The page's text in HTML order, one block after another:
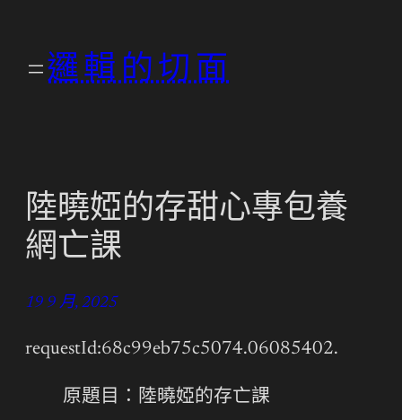
邏輯的切面
陸曉婭的存甜心專包養
網亡課
19 9 月, 2025
requestId:68c99eb75c5074.06085402.
原題目：陸曉婭的存亡課